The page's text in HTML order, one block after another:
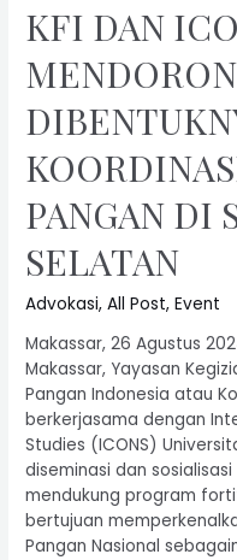
KFI DAN
PANGAN DI
SELATAN
Advokasi,All Post,Event
Makassar, 26 Agustus
Makassar, Yayasan
Pangan Indonesia atau
berkerjasama dengan
Studies (ICONS)
diseminasi dan
mendukung program
bertujuan
Pangan Nasional